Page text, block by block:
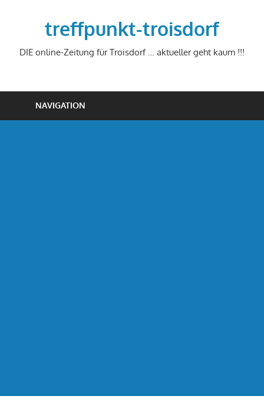
treffpunkt-troisdorf
DIE online-Zeitung für Troisdorf … aktueller geht kaum !!!
NAVIGATION